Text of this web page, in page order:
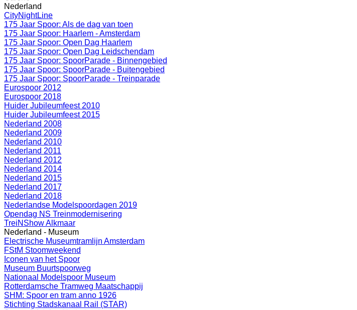
Nederland
CityNightLine
175 Jaar Spoor: Als de dag van toen
175 Jaar Spoor: Haarlem - Amsterdam
175 Jaar Spoor: Open Dag Haarlem
175 Jaar Spoor: Open Dag Leidschendam
175 Jaar Spoor: SpoorParade - Binnengebied
175 Jaar Spoor: SpoorParade - Buitengebied
175 Jaar Spoor: SpoorParade - Treinparade
Eurospoor 2012
Eurospoor 2018
Huider Jubileumfeest 2010
Huider Jubileumfeest 2015
Nederland 2008
Nederland 2009
Nederland 2010
Nederland 2011
Nederland 2012
Nederland 2014
Nederland 2015
Nederland 2017
Nederland 2018
Nederlandse Modelspoordagen 2019
Opendag NS Treinmodernisering
TreiNShow Alkmaar
Nederland - Museum
Electrische Museumtramlijn Amsterdam
FStM Stoomweekend
Iconen van het Spoor
Museum Buurtspoorweg
Nationaal Modelspoor Museum
Rotterdamsche Tramweg Maatschappij
SHM: Spoor en tram anno 1926
Stichting Stadskanaal Rail (STAR)